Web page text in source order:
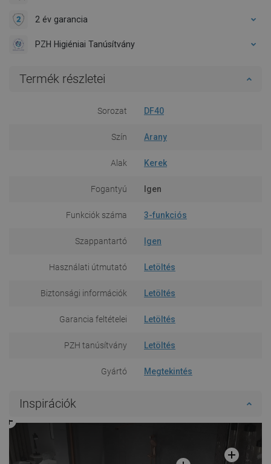
2 év garancia
PZH Higiéniai Tanúsítvány
Termék részletei
Sorozat DF40
Szín Arany
Alak Kerek
Fogantyú Igen
Funkciók száma 3-funkciós
Szappantartó Igen
Használati útmutató Letöltés
Biztonsági információk Letöltés
Garancia feltételei Letöltés
PZH tanúsítvány Letöltés
Gyártó Megtekintés
Inspirációk